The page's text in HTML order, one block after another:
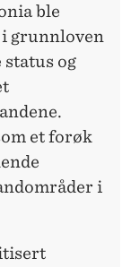
ble
i grunnloven
status og
et forøk
i